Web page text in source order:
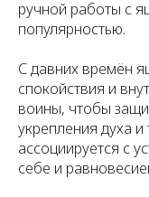
ручной работы с
популярностью.
С давних времён
спокойствия и
воины, чтобы
укрепления духа
ассоциируется с
себе и